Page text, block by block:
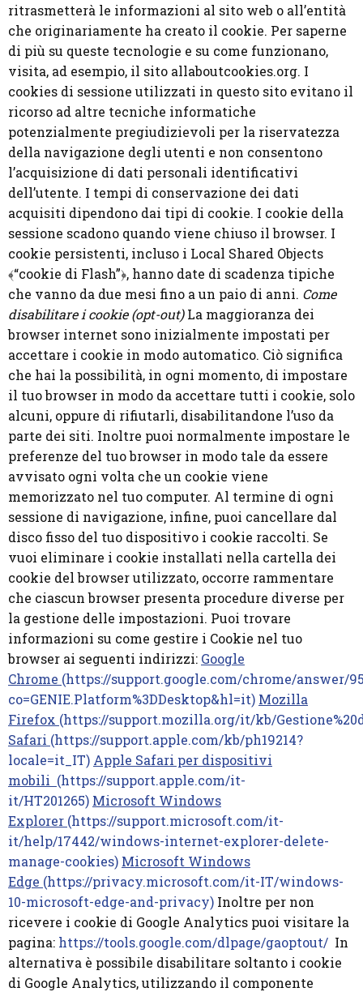
ritrasmetterà le informazioni al sito web o all’entità
che originariamente ha creato il cookie. Per saperne
di più su queste tecnologie e su come funzionano,
visita, ad esempio, il sito allaboutcookies.org. I
cookies di sessione utilizzati in questo sito evitano il
ricorso ad altre tecniche informatiche
potenzialmente pregiudizievoli per la riservatezza
della navigazione degli utenti e non consentono
l’acquisizione di dati personali identificativi
dell’utente. I tempi di conservazione dei dati
acquisiti dipendono dai tipi di cookie. I cookie della
sessione scadono quando viene chiuso il browser. I
cookie persistenti, incluso i Local Shared Objects
﴾“cookie di Flash”﴿, hanno date di scadenza tipiche
che vanno da due mesi fino a un paio di anni. Come
disabilitare i cookie (opt-out)La maggioranza dei
browser internet sono inizialmente impostati per
accettare i cookie in modo automatico. Ciò significa
che hai la possibilità, in ogni momento, di impostare
il tuo browser in modo da accettare tutti i cookie, solo
alcuni, oppure di rifiutarli, disabilitandone l’uso da
parte dei siti. Inoltre puoi normalmente impostare le
preferenze del tuo browser in modo tale da essere
avvisato ogni volta che un cookie viene
memorizzato nel tuo computer. Al termine di ogni
sessione di navigazione, infine, puoi cancellare dal
disco fisso del tuo dispositivo i cookie raccolti. Se
vuoi eliminare i cookie installati nella cartella dei
cookie del browser utilizzato, occorre rammentare
che ciascun browser presenta procedure diverse per
la gestione delle impostazioni. Puoi trovare
informazioni su come gestire i Cookie nel tuo
browser ai seguenti indirizzi: Google
Chrome (https://support.google.com/chrome/answer/
co=GENIE.Platform%3DDesktop&hl=it) Mozilla
Firefox (https://support.mozilla.org/it/kb/
Safari (https://support.apple.com/kb/ph19214?
locale=it_IT) Apple Safari per dispositivi
mobili (https://support.apple.com/it-
it/HT201265) Microsoft Windows
Explorer (https://support.microsoft.com/it-
it/help/17442/windows-internet-explorer-delete-
manage-cookies) Microsoft Windows
Edge (https://privacy.microsoft.com/it-IT/windows-
10-microsoft-edge-and-privacy) Inoltre per non
ricevere i cookie di Google Analytics puoi visitare la
pagina: https://tools.google.com/dlpage/gaoptout/ In
alternativa è possibile disabilitare soltanto i cookie
di Google Analytics, utilizzando il componente